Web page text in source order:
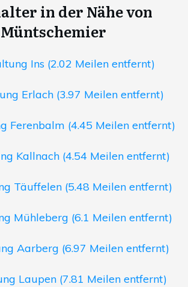
in der Nähe von
Müntschemier
Ins (2.02 Meilen entfernt)
Erlach (3.97 Meilen entfernt)
Ferenbalm (4.45 Meilen entfernt)
Kallnach (4.54 Meilen entfernt)
Täuffelen (5.48 Meilen entfernt)
Mühleberg (6.1 Meilen entfernt)
Aarberg (6.97 Meilen entfernt)
Laupen (7.81 Meilen entfernt)